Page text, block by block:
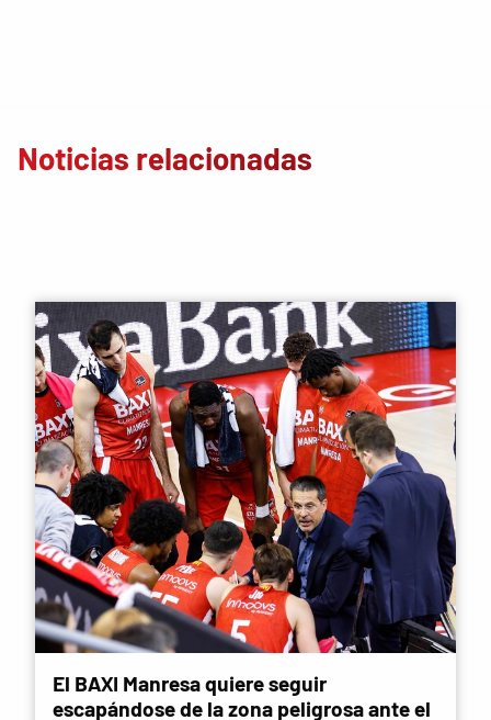
Noticias relacionadas
El BAXI Manresa quiere seguir
escapándose de la zona peligrosa ante el